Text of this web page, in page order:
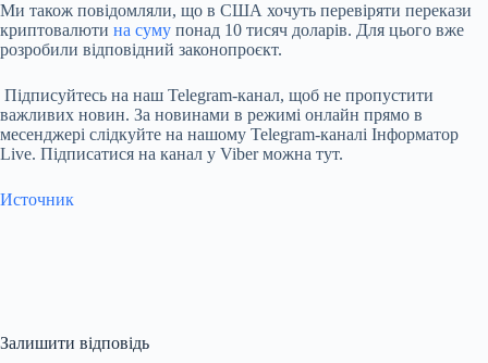
Ми також повідомляли, що в США хочуть перевіряти перекази
криптовалюти на суму понад 10 тисяч доларів. Для цього вже
розробили відповідний законопроєкт.
Підписуйтесь на наш Telegram-канал, щоб не пропустити
важливих новин. За новинами в режимі онлайн прямо в
месенджері слідкуйте на нашому Telegram-каналі Інформатор
Live. Підписатися на канал у Viber можна тут.
Источник
Залишити відповідь